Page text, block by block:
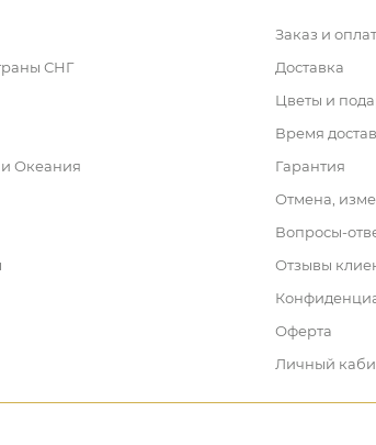
СНГ
Океания
Заказ и
Доставка
Цветы и
Время
Гарантия
Отмена,
Вопросы-
Отзывы
Оферта
Личный